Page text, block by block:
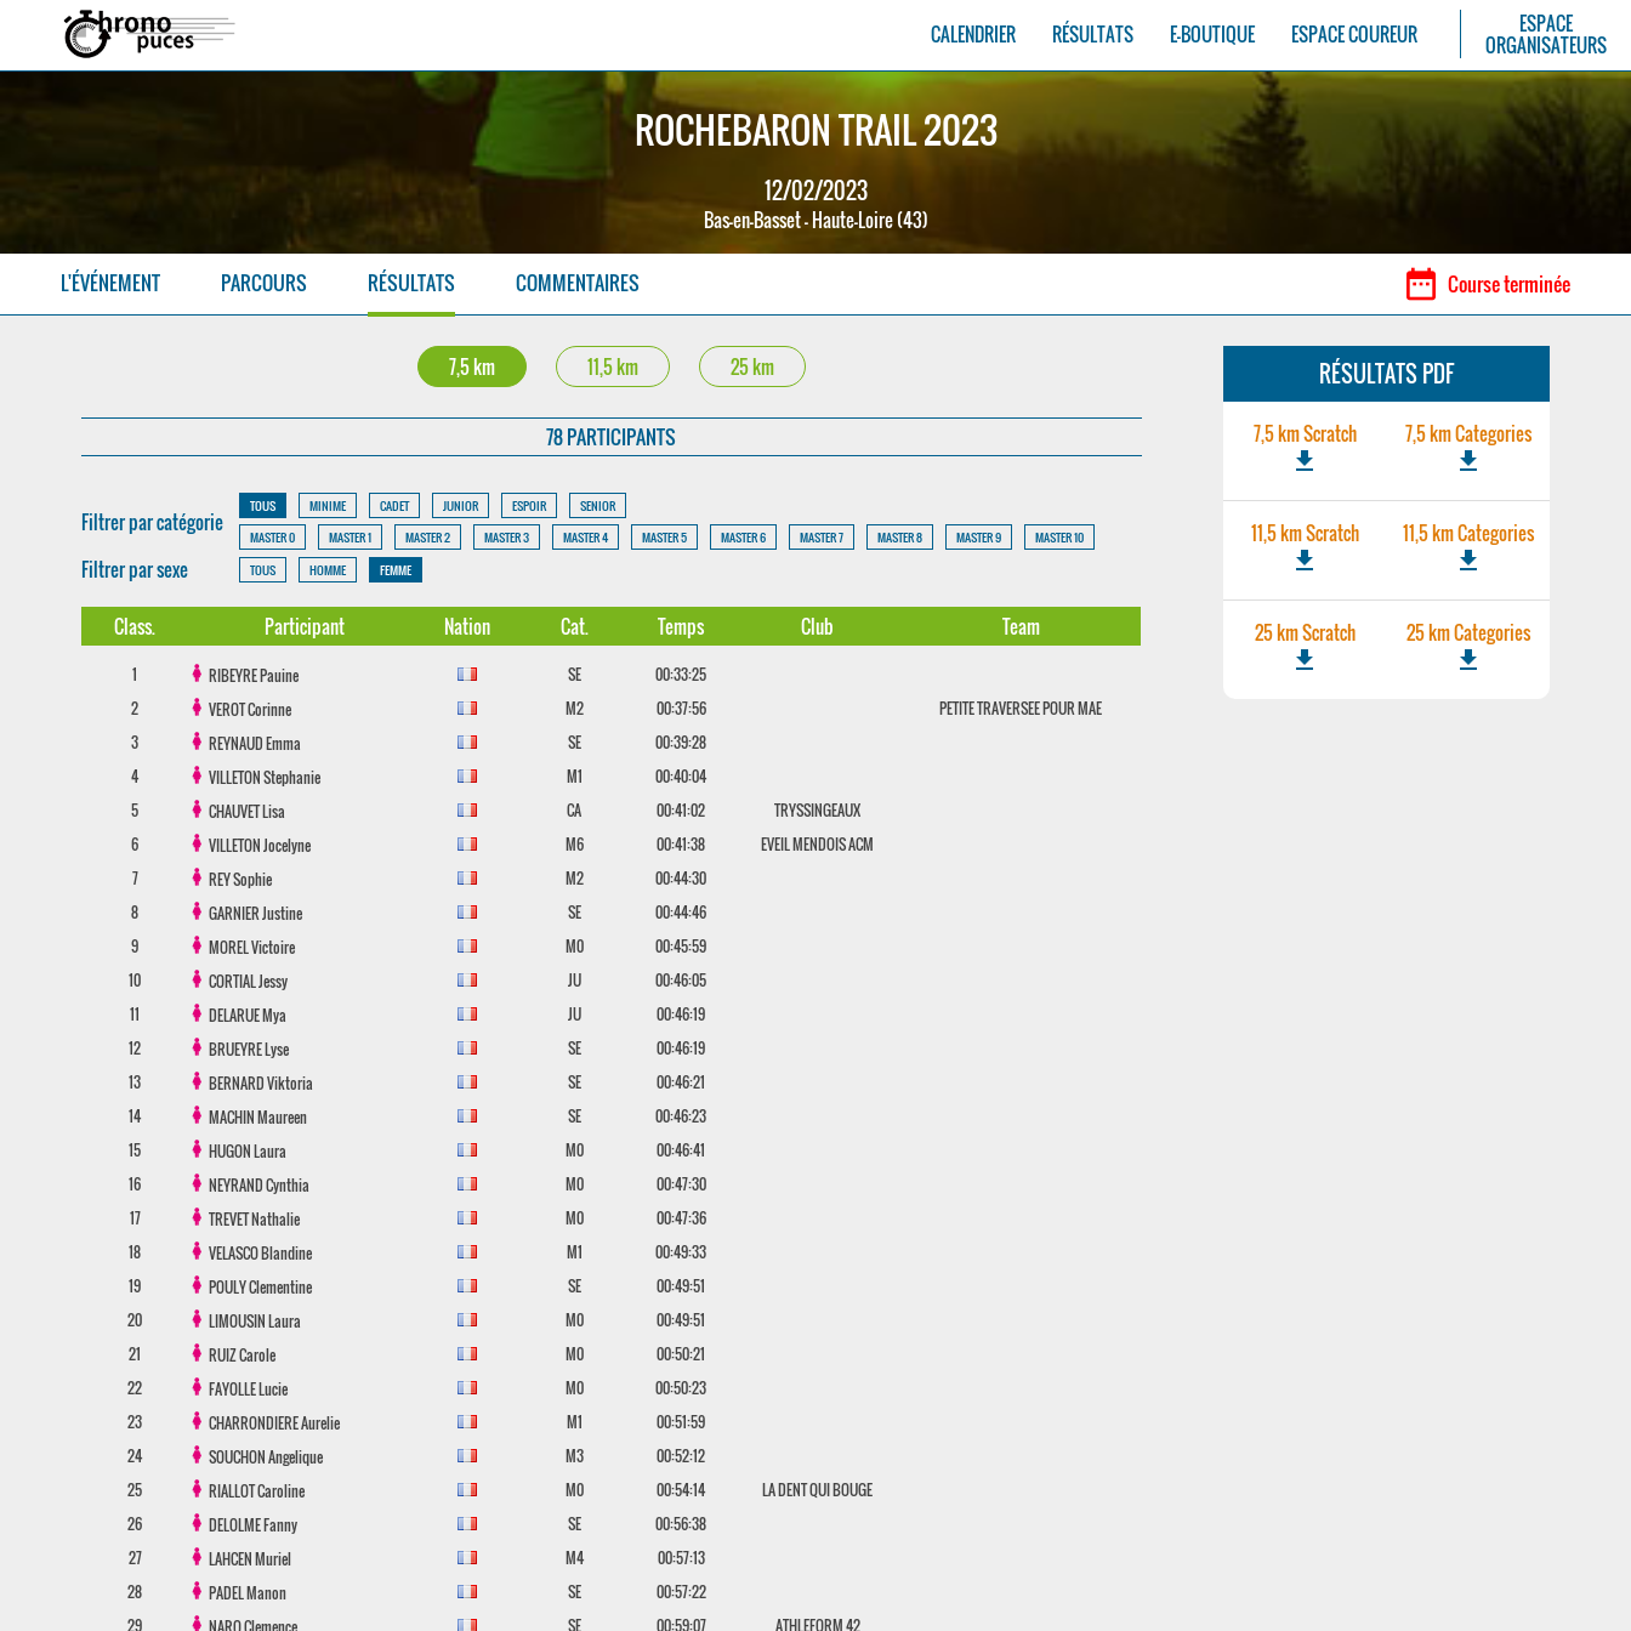
CALENDRIER RÉSULTATS E-BOUTIQUE ESPACE COUREUR
ESPACE
ORGANISATEURS
ROCHEBARON TRAIL 2023
12/02/2023
Bas-en-Basset - Haute-Loire (43)
L'ÉVÉNEMENT PARCOURS RÉSULTATS COMMENTAIRES date_range Course terminée
7,5 km 11,5 km 25 km
78 PARTICIPANTS
Filtrer par catégorie
TOUS MINIME CADET JUNIOR ESPOIR
SENIOR
MASTER 0
MASTER 1 MASTER 2 MASTER 3 MASTER 4 MASTER 5 MASTER 6 MASTER 7 MASTER 8 MASTER 9 MASTER 10
Filtrer par sexe TOUS HOMME FEMME
Class. Participant Nation Cat. Temps Club Team
1 RIBEYREPauine SE
00:33:25
2
VEROTCorinne M2 00:37:56
PETITE TRAVERSEE POUR MAE
3
REYNAUDEmma SE
00:39:28
4
VILLETONStephanie M1
00:40:04
5
CHAUVETLisa CA 00:41:02
TRYSSINGEAUX
6
VILLETONJocelyne M6 00:41:38
EVEIL MENDOIS ACM
7
REYSophie M2
00:44:30
8
GARNIERJustine SE
00:44:46
9
MORELVictoire M0
00:45:59
10
CORTIALJessy JU
00:46:05
11
DELARUEMya JU
00:46:19
12
BRUEYRELyse SE
00:46:19
13
BERNARDViktoria SE
00:46:21
14
MACHINMaureen SE
00:46:23
15
HUGONLaura M0
00:46:41
16
NEYRANDCynthia M0
00:47:30
17
TREVETNathalie M0
00:47:36
18
VELASCOBlandine M1
00:49:33
19
POULYClementine SE
00:49:51
20
LIMOUSINLaura M0
00:49:51
21
RUIZCarole M0
00:50:21
22
FAYOLLELucie M0
00:50:23
23
CHARRONDIEREAurelie M1
00:51:59
24
SOUCHONAngelique M3
00:52:12
25
RIALLOTCaroline M0 00:54:14
LA DENT QUI BOUGE
26
DELOLMEFanny SE
00:56:38
27
LAHCENMuriel M4
00:57:13
28
PADELManon SE
00:57:22
29
NAROClemence SE 00:59:07 ATHLEFORM 42
RÉSULTATS PDF
7,5 km Scratch
file_download
7,5 km Categories
file_download
11,5 km Scratch
file_download
11,5 km Categories
file_download
25 km Scratch
file_download
25 km Categories
file_download